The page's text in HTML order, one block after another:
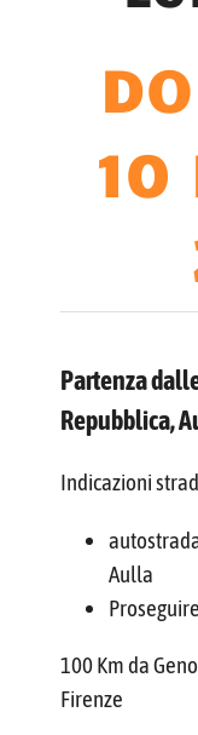
10
Partenza
Repubblica,
Indicazioni
Aulla
100 Km da
Firenze